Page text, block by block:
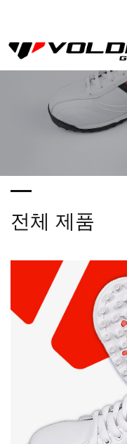
전체 제품